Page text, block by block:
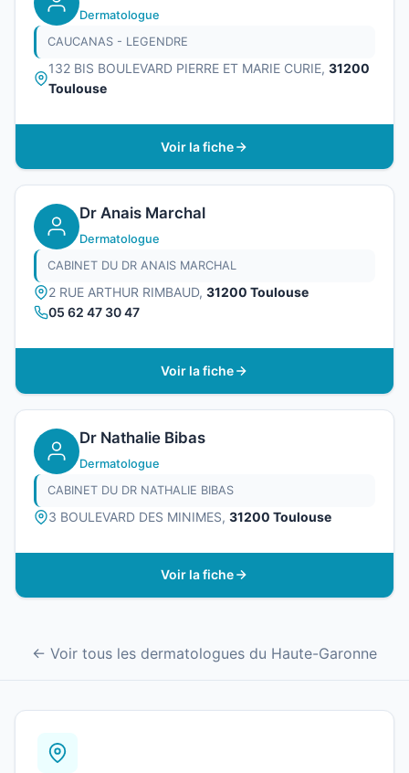
Dermatologue
CAUCANAS - LEGENDRE
132 BIS BOULEVARD PIERRE ET MARIE CURIE, 31200
Toulouse
Voir la fiche
Dr Anais Marchal
Dermatologue
CABINET DU DR ANAIS MARCHAL
2 RUE ARTHUR RIMBAUD, 31200 Toulouse
05 62 47 30 47
Voir la fiche
Dr Nathalie Bibas
Dermatologue
CABINET DU DR NATHALIE BIBAS
3 BOULEVARD DES MINIMES, 31200 Toulouse
Voir la fiche
← Voir tous les dermatologues du Haute-Garonne